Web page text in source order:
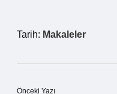
Tarih: Makaleler
Önceki Yazı